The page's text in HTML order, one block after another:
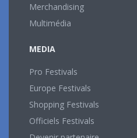
Merchandising
Multimédia
MEDIA
Pro Festivals
Europe Festivals
Shopping Festivals
Officiels Festivals